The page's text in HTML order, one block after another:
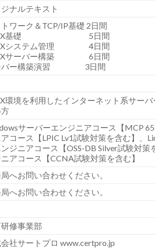
ナルテキスト
ワーク＆TCP/IP基礎 2日間
基礎 5日間
システム管理 4日間
サーバー構築 6日間
バー構築演習 3日間
環境を利用したインターネット系サー
サーバーエンジニアコース【MCP
コース【LPIC Lv1試験対策を含む】、
ジニアコース【OSS-DB Silver試験対策
アコース【CCNA試験対策を含む】
へお問い合わせください。
へお問い合わせください。
修事業部
社サートプロ www.certpro.jp